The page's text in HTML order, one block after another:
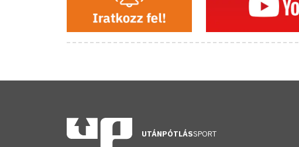
UTÁNPÓTLÁSSPORT